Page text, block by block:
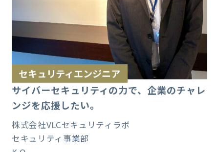
セキュリティエンジニア
サイバーセキュリティの力で、企業のチャレ
ンジを応援したい。
株式会社VLCセキュリティラボ
セキュリティ事業部
K.O